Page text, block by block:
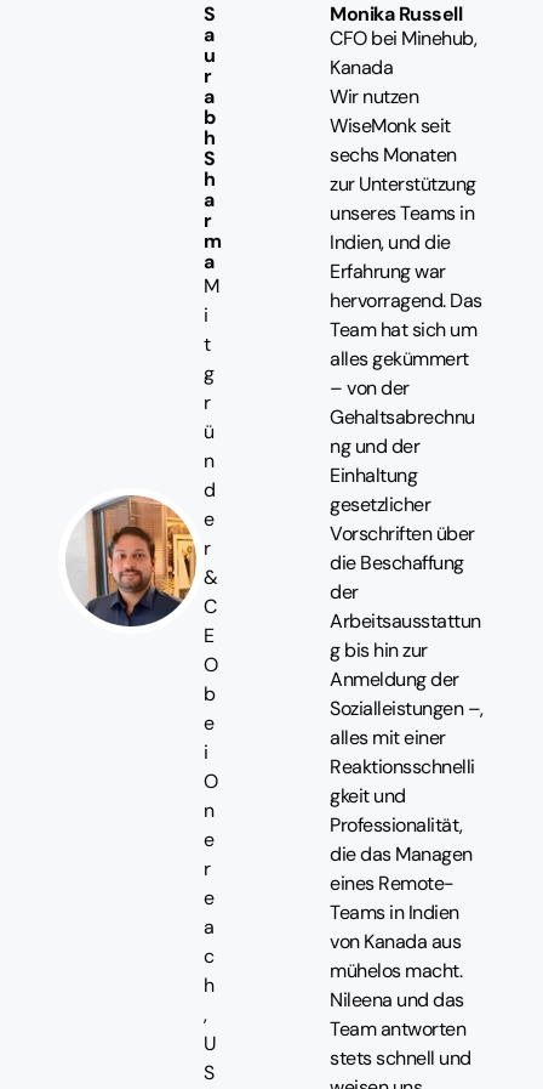
S
a
u
r
a
b
h
S
h
a
r
m
a
M
i
t
g
r
ü
n
d
e
r
&
C
E
O
b
e
i
O
n
e
r
e
a
c
h
,
U
S
Monika Russell
CFO bei Minehub,
Kanada
Wir nutzen
WiseMonk seit
sechs Monaten
zur Unterstützung
unseres Teams in
Indien, und die
Erfahrung war
hervorragend. Das
Team hat sich um
alles gekümmert
– von der
Gehaltsabrechnu
ng und der
Einhaltung
gesetzlicher
Vorschriften über
die Beschaffung
der
Arbeitsausstattun
g bis hin zur
Anmeldung der
Sozialleistungen –,
alles mit einer
Reaktionsschnelli
gkeit und
Professionalität,
die das Managen
eines Remote-
Teams in Indien
von Kanada aus
mühelos macht.
Nileena und das
Team antworten
stets schnell und